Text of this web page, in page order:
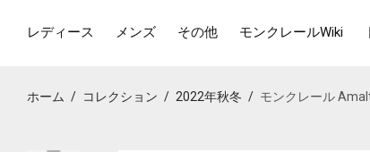
レディース メンズ その他 モンクレールWiki
ホーム / コレクション / 2022年秋冬 / モンクレール